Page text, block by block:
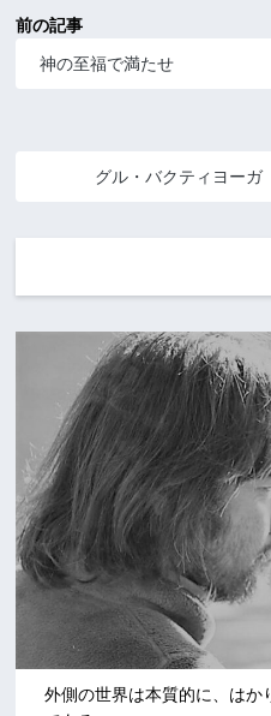
前の記事
神の至福で満たせ
グル・バクティヨーガ
外側の世界は本質的に、はか